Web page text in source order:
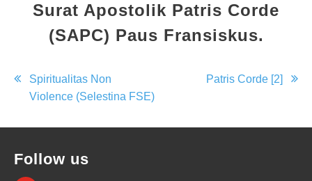
Surat Apostolik Patris Corde
(SAPC) Paus Fransiskus.
Post
navigation
Spiritualitas Non
Violence (Selestina FSE)
Patris Corde [2]
Follow us